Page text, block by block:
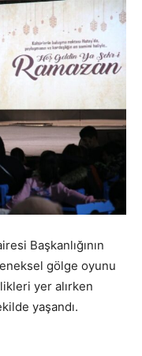
Başkanlığının
gölge oyunu
yer alırken
yaşandı.